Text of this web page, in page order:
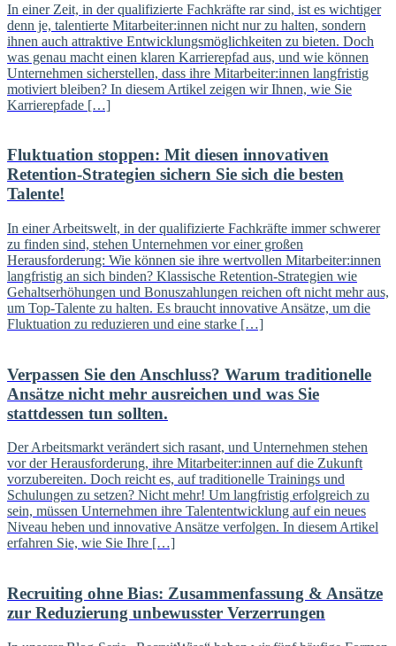
In einer Zeit, in der qualifizierte Fachkräfte rar sind, ist es wichtiger
denn je, talentierte Mitarbeiter:innen nicht nur zu halten, sondern
ihnen auch attraktive Entwicklungsmöglichkeiten zu bieten. Doch
was genau macht einen klaren Karrierepfad aus, und wie können
Unternehmen sicherstellen, dass ihre Mitarbeiter:innen langfristig
motiviert bleiben? In diesem Artikel zeigen wir Ihnen, wie Sie
Karrierepfade […]
Fluktuation stoppen: Mit diesen innovativen
Retention-Strategien sichern Sie sich die besten
Talente!
In einer Arbeitswelt, in der qualifizierte Fachkräfte immer schwerer
zu finden sind, stehen Unternehmen vor einer großen
Herausforderung: Wie können sie ihre wertvollen Mitarbeiter:innen
langfristig an sich binden? Klassische Retention-Strategien wie
Gehaltserhöhungen und Bonuszahlungen reichen oft nicht mehr aus,
um Top-Talente zu halten. Es braucht innovative Ansätze, um die
Fluktuation zu reduzieren und eine starke […]
Verpassen Sie den Anschluss? Warum traditionelle
Ansätze nicht mehr ausreichen und was Sie
stattdessen tun sollten.
Der Arbeitsmarkt verändert sich rasant, und Unternehmen stehen
vor der Herausforderung, ihre Mitarbeiter:innen auf die Zukunft
vorzubereiten. Doch reicht es, auf traditionelle Trainings und
Schulungen zu setzen? Nicht mehr! Um langfristig erfolgreich zu
sein, müssen Unternehmen ihre Talententwicklung auf ein neues
Niveau heben und innovative Ansätze verfolgen. In diesem Artikel
erfahren Sie, wie Sie Ihre […]
Recruiting ohne Bias: Zusammenfassung & Ansätze
zur Reduzierung unbewusster Verzerrungen